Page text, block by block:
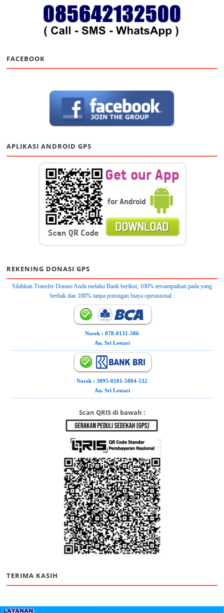
FACEBOOK
APLIKASI ANDROID GPS
REKENING DONASI GPS
Silahkan Transfer Donasi Anda melalui Bank berikut, 100% tersampaikan pada yang
berhak dan 100% tanpa potongan biaya operasional :
Norek : 078-0131-586
An. Sri Lestari
Norek : 3095-0101-5804-532
An. Sri Lestari
Scan QRIS di bawah :
TERIMA KASIH